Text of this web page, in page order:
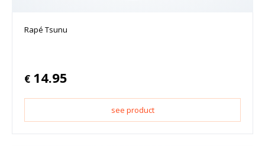
Rapé Tsunu
€ 14.95
see product